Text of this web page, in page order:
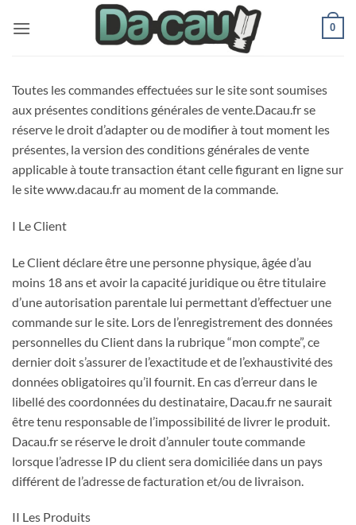
0
Toutes les commandes effectuées sur le site sont soumises
aux présentes conditions générales de vente.Dacau.fr se
réserve le droit d’adapter ou de modifier à tout moment les
présentes, la version des conditions générales de vente
applicable à toute transaction étant celle figurant en ligne sur
le site www.dacau.fr au moment de la commande.
I Le Client
Le Client déclare être une personne physique, âgée d’au
moins 18 ans et avoir la capacité juridique ou être titulaire
d’une autorisation parentale lui permettant d’effectuer une
commande sur le site. Lors de l’enregistrement des données
personnelles du Client dans la rubrique “mon compte”, ce
dernier doit s’assurer de l’exactitude et de l’exhaustivité des
données obligatoires qu’il fournit. En cas d’erreur dans le
libellé des coordonnées du destinataire, Dacau.fr ne saurait
être tenu responsable de l’impossibilité de livrer le produit.
Dacau.fr se réserve le droit d’annuler toute commande
lorsque l’adresse IP du client sera domiciliée dans un pays
différent de l’adresse de facturation et/ou de livraison.
II Les Produits